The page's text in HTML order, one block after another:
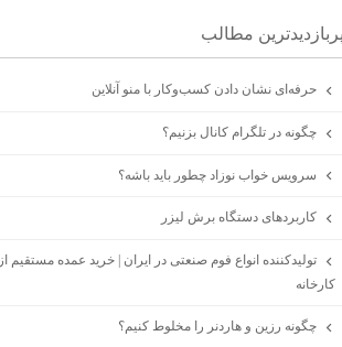
مطالب
حرفه‌ای نشان دادن کسب‌وکار با منو آنلاین
چگونه در تلگرام کانال بزنیم؟
سرویس خواب نوزاد چطور باید باشه؟
کاربردهای دستگاه برش لیزر
تولیدکننده انواع فوم صنعتی در ایران | خرید عمده مستقیم از
کارخانه
چگونه رزین و هاردنر را مخلوط کنیم؟